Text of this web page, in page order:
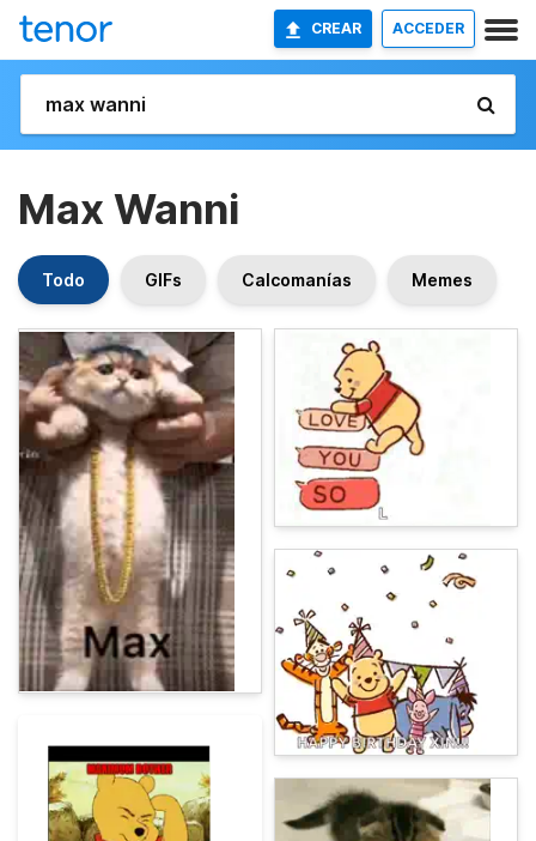
CREAR ACCEDER
Max Wanni
Todo GIFs Calcomanías Memes